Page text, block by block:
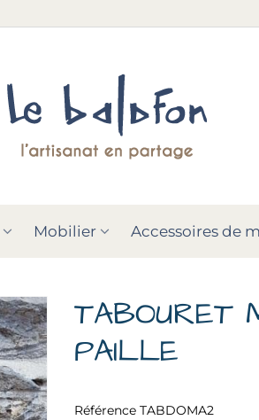
Mobilier Accessoires de
TABOURET
PAILLE
Référence TABDOMA2